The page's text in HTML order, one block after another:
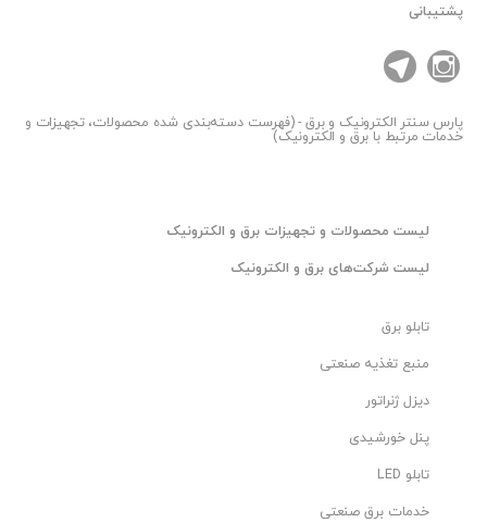
پشتیبانی
پارس سنتر الکترونیک و برق - (فهرست دسته‌بندی شده محصولات، تجهیزات و
خدمات مرتبط با برق و الکترونیک)
ليست محصولات و تجهیزات برق و الکترونیک
ليست شرکت‌های برق و الکترونیک
تابلو برق
منبع تغذیه صنعتی
دیزل ژنراتور
پنل خورشیدی
تابلو LED
خدمات برق صنعتی